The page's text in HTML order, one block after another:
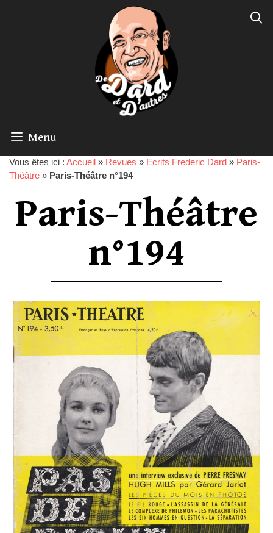
Menu
Vous êtes ici : Accueil » Revues » Ecrits Frederic Dard » Paris-
Théâtre » Paris-Théâtre n°194
Paris-Théâtre
n°194